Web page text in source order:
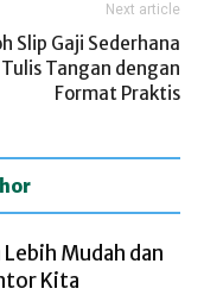
Next article
Slip Gaji Sederhana
Tulis Tangan dengan
Format Praktis
Mudah dan
Kita